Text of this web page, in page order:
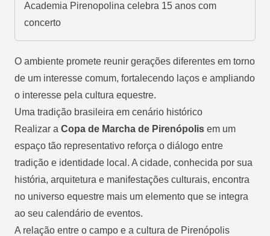
Academia Pirenopolina celebra 15 anos com
concerto
O ambiente promete reunir gerações diferentes em torno
de um interesse comum, fortalecendo laços e ampliando
o interesse pela cultura equestre.
Uma tradição brasileira em cenário histórico
Realizar a Copa de Marcha de Pirenópolis em um
espaço tão representativo reforça o diálogo entre
tradição e identidade local. A cidade, conhecida por sua
história, arquitetura e manifestações culturais, encontra
no universo equestre mais um elemento que se integra
ao seu calendário de eventos.
A relação entre o campo e a cultura de Pirenópolis